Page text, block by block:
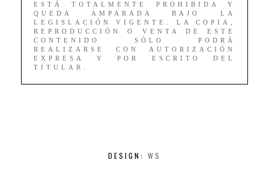
ESTÁ TOTALMENTE PROHIBIDA Y
QUEDA AMPARADA BAJO LA
LEGISLACIÓN VIGENTE. LA COPIA,
REPRODUCCIÓN O VENTA DE ESTE
CONTENIDO SÓLO PODRÁ
REALIZARSE CON AUTORIZACIÓN
EXPRESA Y POR ESCRITO DEL
TITULAR.
DESIGN: WS